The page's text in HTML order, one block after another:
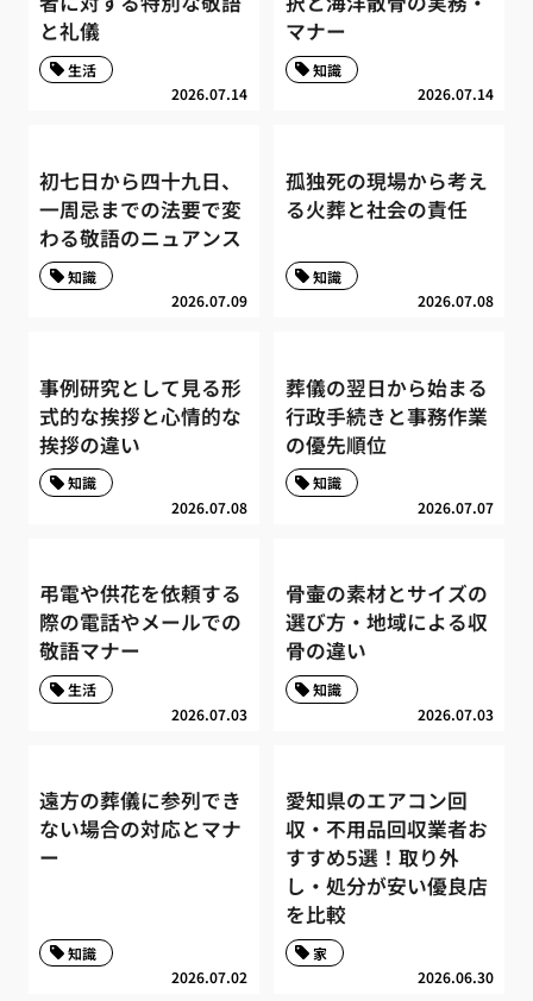
と礼儀
2026.07.14
生活
マナー
2026.07.14
知識
初七日から四十九日、
一周忌までの法要で変
わる敬語のニュアンス
2026.07.09
知識
孤独死の現場から考え
る火葬と社会の責任
2026.07.08
知識
事例研究として見る形
式的な挨拶と心情的な
挨拶の違い
2026.07.08
知識
葬儀の翌日から始まる
行政手続きと事務作業
の優先順位
2026.07.07
知識
弔電や供花を依頼する
際の電話やメールでの
敬語マナー
2026.07.03
生活
骨壷の素材とサイズの
選び方・地域による収
骨の違い
2026.07.03
知識
遠方の葬儀に参列でき
ない場合の対応とマナ
ー
2026.07.02
知識
愛知県のエアコン回
収・不用品回収業者お
すすめ5選！取り外
し・処分が安い優良店
を比較
2026.06.30
家